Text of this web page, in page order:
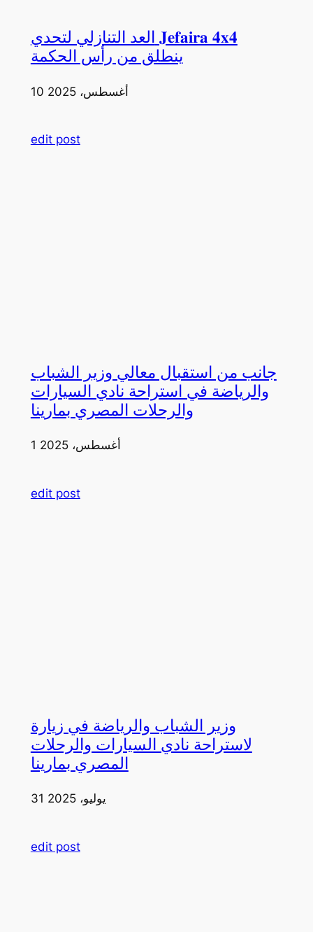
العد التنازلي لتحدي 𝐉𝐞𝐟𝐚𝐢𝐫𝐚 𝟒𝐱𝟒
ينطلق من رأس الحكمة
10 أغسطس، 2025
edit post
جانب من استقبال معالي وزير الشباب
والرياضة في استراحة نادي السيارات
والرحلات المصري بمارينا
1 أغسطس، 2025
edit post
وزير الشباب والرياضة في زيارة
لاستراحة نادي السيارات والرحلات
المصري بمارينا
31 يوليو، 2025
edit post